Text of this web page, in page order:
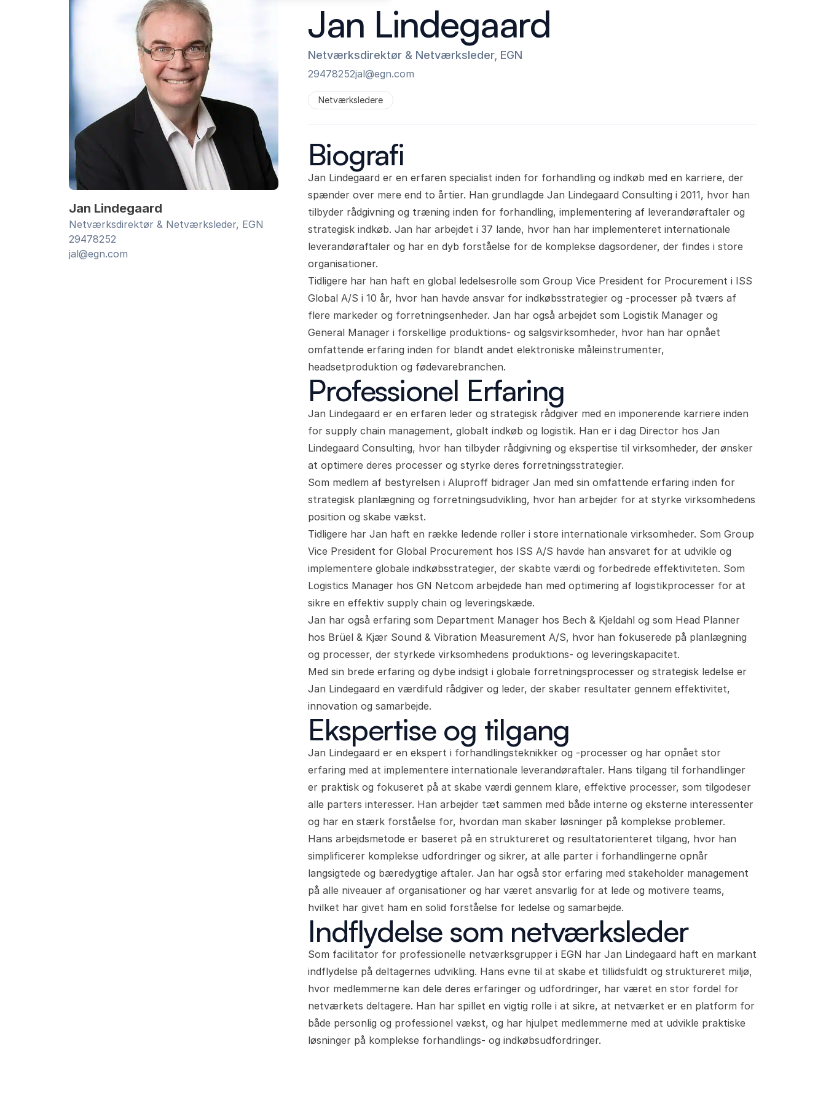
Jan Lindegaard
Netværksdirektør & Netværksleder, EGN
29478252
jal@egn.com
Jan Lindegaard
Netværksdirektør & Netværksleder, EGN
29478252jal@egn.com
Netværksledere
Biografi
Jan Lindegaard er en erfaren specialist inden for forhandling og indkøb med en karriere, der
spænder over mere end to årtier. Han grundlagde Jan Lindegaard Consulting i 2011, hvor han
tilbyder rådgivning og træning inden for forhandling, implementering af leverandøraftaler og
strategisk indkøb. Jan har arbejdet i 37 lande, hvor han har implementeret internationale
leverandøraftaler og har en dyb forståelse for de komplekse dagsordener, der findes i store
organisationer.
Tidligere har han haft en global ledelsesrolle som Group Vice President for Procurement i ISS
Global A/S i 10 år, hvor han havde ansvar for indkøbsstrategier og -processer på tværs af
flere markeder og forretningsenheder. Jan har også arbejdet som Logistik Manager og
General Manager i forskellige produktions- og salgsvirksomheder, hvor han har opnået
omfattende erfaring inden for blandt andet elektroniske måleinstrumenter,
headsetproduktion og fødevarebranchen.
Professionel Erfaring
Jan Lindegaard er en erfaren leder og strategisk rådgiver med en imponerende karriere inden
for supply chain management, globalt indkøb og logistik. Han er i dag Director hos Jan
Lindegaard Consulting, hvor han tilbyder rådgivning og ekspertise til virksomheder, der ønsker
at optimere deres processer og styrke deres forretningsstrategier.
Som medlem af bestyrelsen i Aluproff bidrager Jan med sin omfattende erfaring inden for
strategisk planlægning og forretningsudvikling, hvor han arbejder for at styrke virksomhedens
position og skabe vækst.
Tidligere har Jan haft en række ledende roller i store internationale virksomheder. Som Group
Vice President for Global Procurement hos ISS A/S havde han ansvaret for at udvikle og
implementere globale indkøbsstrategier, der skabte værdi og forbedrede effektiviteten. Som
Logistics Manager hos GN Netcom arbejdede han med optimering af logistikprocesser for at
sikre en effektiv supply chain og leveringskæde.
Jan har også erfaring som Department Manager hos Bech & Kjeldahl og som Head Planner
hos Brüel & Kjær Sound & Vibration Measurement A/S, hvor han fokuserede på planlægning
og processer, der styrkede virksomhedens produktions- og leveringskapacitet.
Med sin brede erfaring og dybe indsigt i globale forretningsprocesser og strategisk ledelse er
Jan Lindegaard en værdifuld rådgiver og leder, der skaber resultater gennem effektivitet,
innovation og samarbejde.
Ekspertise og tilgang
Jan Lindegaard er en ekspert i forhandlingsteknikker og -processer og har opnået stor
erfaring med at implementere internationale leverandøraftaler. Hans tilgang til forhandlinger
er praktisk og fokuseret på at skabe værdi gennem klare, effektive processer, som tilgodeser
alle parters interesser. Han arbejder tæt sammen med både interne og eksterne interessenter
og har en stærk forståelse for, hvordan man skaber løsninger på komplekse problemer.
Hans arbejdsmetode er baseret på en struktureret og resultatorienteret tilgang, hvor han
simplificerer komplekse udfordringer og sikrer, at alle parter i forhandlingerne opnår
langsigtede og bæredygtige aftaler. Jan har også stor erfaring med stakeholder management
på alle niveauer af organisationer og har været ansvarlig for at lede og motivere teams,
hvilket har givet ham en solid forståelse for ledelse og samarbejde.
Indflydelse som netværksleder
Som facilitator for professionelle netværksgrupper i EGN har Jan Lindegaard haft en markant
indflydelse på deltagernes udvikling. Hans evne til at skabe et tillidsfuldt og struktureret miljø,
hvor medlemmerne kan dele deres erfaringer og udfordringer, har været en stor fordel for
netværkets deltagere. Han har spillet en vigtig rolle i at sikre, at netværket er en platform for
både personlig og professionel vækst, og har hjulpet medlemmerne med at udvikle praktiske
løsninger på komplekse forhandlings- og indkøbsudfordringer.